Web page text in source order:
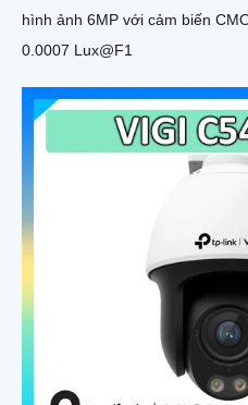
hình ảnh 6MP với cảm biến CMOS 1/1. 8”. Khả
0.0007 Lux@F1